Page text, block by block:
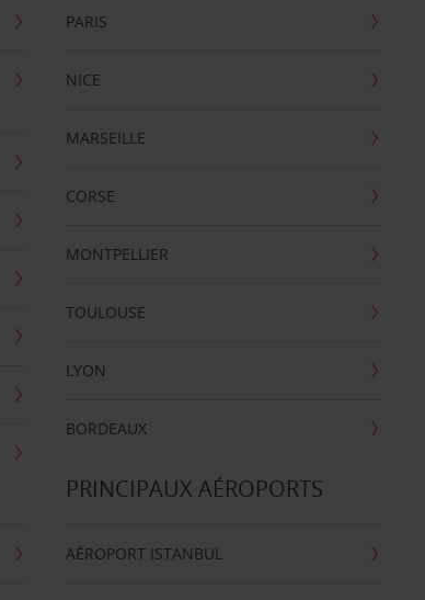
PARIS
NICE
MARSEILLE
CORSE
MONTPELLIER
TOULOUSE
LYON
BORDEAUX
PRINCIPAUX AÉROPORTS
AÉROPORT ISTANBUL